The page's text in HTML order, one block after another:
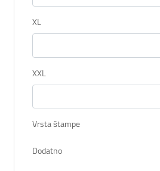
XL
XXL
Vrsta štampe
Dodatno